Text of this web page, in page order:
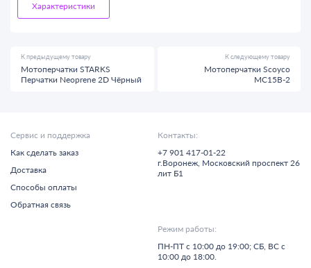
Характеристики
К предыдущему товару
Мотоперчатки STARKS
Перчатки Neoprene 2D Чёрный
К следующему товару
Мотоперчатки Scoyco
MC15В-2
Сервис и поддержка
Как сделать заказ
Доставка
Способы оплаты
Обратная связь
Контакты:
+7 901 417-01-22
г.Воронеж, Московский проспект 26
лит Б1
Режим работы:
ПН-ПТ с 10:00 до 19:00; СБ, ВС с
10:00 до 18:00.